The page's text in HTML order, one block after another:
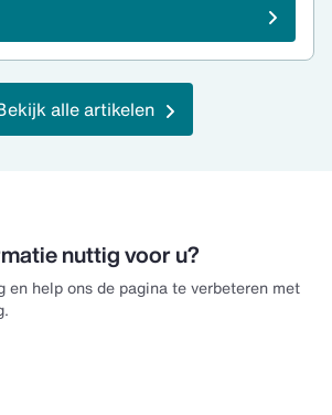
alle artikelen
nuttig voor u?
en help ons de pagina te verbeteren met